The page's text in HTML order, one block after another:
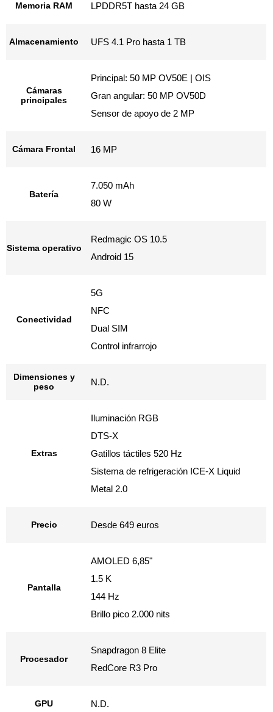
Memoria RAM LPDDR5T hasta 24 GB
Almacenamiento UFS 4.1 Pro hasta 1 TB
Cámaras
principales
Principal: 50 MP OV50E | OIS
Gran angular: 50 MP OV50D
Sensor de apoyo de 2 MP
Cámara Frontal 16 MP
Batería
7.050 mAh
80 W
Sistema operativo
Redmagic OS 10.5
Android 15
Conectividad
5G
NFC
Dual SIM
Control infrarrojo
Dimensiones y
peso
N.D.
Extras
Iluminación RGB
DTS-X
Gatillos táctiles 520 Hz
Sistema de refrigeración ICE-X Liquid
Metal 2.0
Precio Desde 649 euros
Pantalla
AMOLED 6,85"
1.5 K
144 Hz
Brillo pico 2.000 nits
Procesador
Snapdragon 8 Elite
RedCore R3 Pro
GPU N.D.